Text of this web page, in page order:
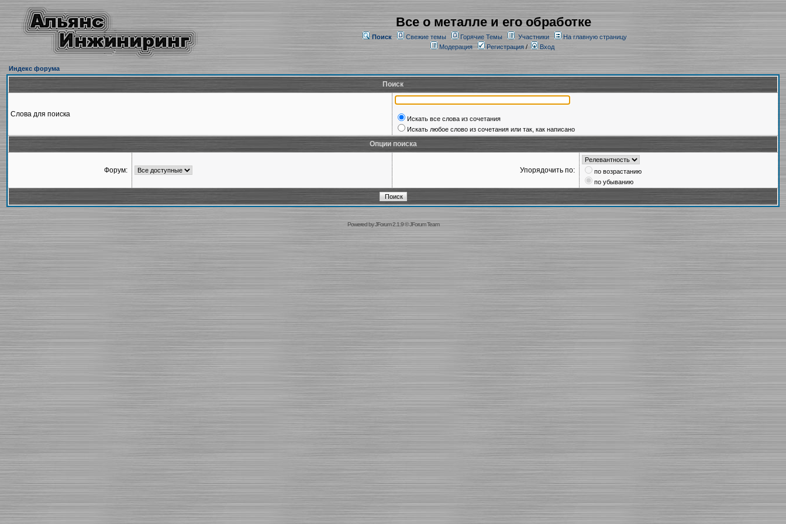
Все о металле и его обработке
Поиск Свежие темы Горячие Темы Участники
На главную страницу
Модерация
Регистрация/ Вход
Индекс форума
Поиск
Слова для поиска
Искать все слова из сочетания
Искать любое слово из сочетания или так, как написано
Опции поиска
Форум: Упорядочить по:
по возрастанию
по убыванию
Powered byJForum 2.1.9©JForum Team